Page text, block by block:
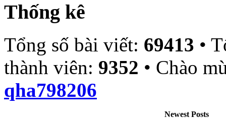
Thống kê
Tổng số bài viết: 69413 •
thành viên: 9352 • Chào
qha798206
Newest Posts